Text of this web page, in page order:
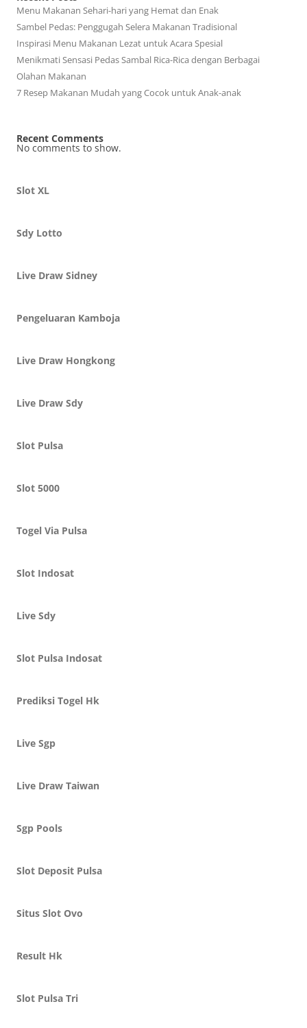
Menu Makanan Sehari-hari yang Hemat dan Enak
Sambel Pedas: Penggugah Selera Makanan Tradisional
Inspirasi Menu Makanan Lezat untuk Acara Spesial
Menikmati Sensasi Pedas Sambal Rica-Rica dengan Berbagai
Olahan Makanan
7 Resep Makanan Mudah yang Cocok untuk Anak-anak
Recent Comments
No comments to show.
Slot XL
Sdy Lotto
Live Draw Sidney
Pengeluaran Kamboja
Live Draw Hongkong
Live Draw Sdy
Slot Pulsa
Slot 5000
Togel Via Pulsa
Slot Indosat
Live Sdy
Slot Pulsa Indosat
Prediksi Togel Hk
Live Sgp
Live Draw Taiwan
Sgp Pools
Slot Deposit Pulsa
Situs Slot Ovo
Result Hk
Slot Pulsa Tri